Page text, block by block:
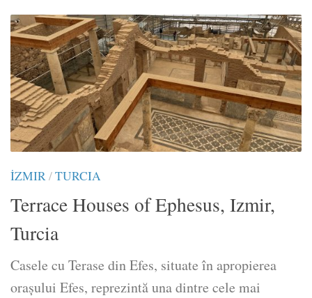
İZMIR/TURCIA
Terrace Houses of Ephesus, Izmir,
Turcia
Casele cu Terase din Efes, situate în apropierea
orașului Efes, reprezintă una dintre cele mai